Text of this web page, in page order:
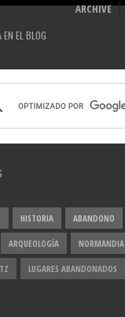
ARCHIVE
EL BLOG
HISTORIA ABANDONO
ARQUEOLOGÍA NORMANDIA
LUGARES ABANDONADOS